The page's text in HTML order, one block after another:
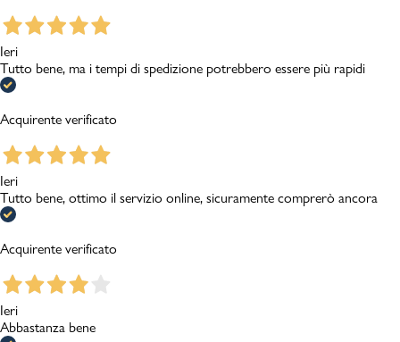
Ieri
Tutto bene, ma i tempi di spedizione potrebbero essere più rapidi
Acquirente verificato
Ieri
Tutto bene, ottimo il servizio online, sicuramente comprerò ancora
Acquirente verificato
Ieri
Abbastanza bene